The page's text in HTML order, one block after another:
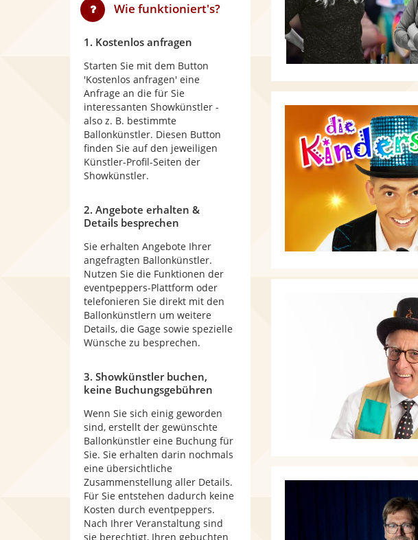
Wie funktioniert's?
1. Kostenlos anfragen
Starten Sie mit dem Button
'Kostenlos anfragen' eine
Anfrage an die für Sie
interessanten Showkünstler -
also z. B. bestimmte
Ballonkünstler. Diesen Button
finden Sie auf den jeweiligen
Künstler-Profil-Seiten der
Showkünstler.
2. Angebote erhalten &
Details besprechen
Sie erhalten Angebote Ihrer
angefragten Ballonkünstler.
Nutzen Sie die Funktionen der
eventpeppers-Plattform oder
telefonieren Sie direkt mit den
Ballonkünstlern um weitere
Details, die Gage sowie spezielle
Wünsche zu besprechen.
3. Showkünstler buchen,
keine Buchungsgebühren
Wenn Sie sich einig geworden
sind, erstellt der gewünschte
Ballonkünstler eine Buchung für
Sie. Sie erhalten darin nochmals
eine übersichtliche
Zusammenstellung aller Details.
Für Sie entstehen dadurch keine
Kosten durch eventpeppers.
Nach Ihrer Veranstaltung sind
sie berechtigt, Ihren gebuchten